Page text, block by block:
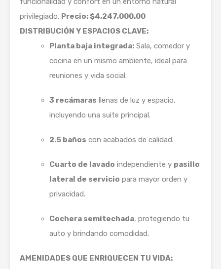
privilegiado. Precio: $4,247,000.00
DISTRIBUCIÓN Y ESPACIOS CLAVE:
Planta baja integrada: Sala, comedor y
cocina en un mismo ambiente, ideal para
reuniones y vida social.
3 recámaras llenas de luz y espacio,
incluyendo una suite principal.
2.5 baños con acabados de calidad.
Cuarto de lavado independiente y pasillo
lateral de servicio para mayor orden y
privacidad.
Cochera semitechada, protegiendo tu
auto y brindando comodidad.
AMENIDADES QUE ENRIQUECEN TU VIDA: